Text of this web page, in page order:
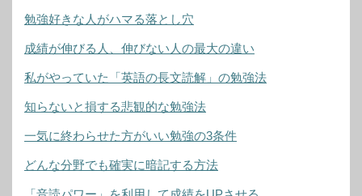
勉強好きな人がハマる落とし穴
成績が伸びる人、伸びない人の最大の違い
私がやっていた「英語の長文読解」の勉強法
知らないと損する悲観的な勉強法
一気に終わらせた方がいい勉強の3条件
どんな分野でも確実に暗記する方法